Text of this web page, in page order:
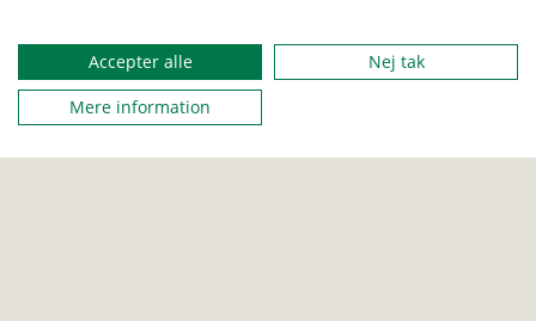
Vi glæder os til at se jer på skærmen tirsdag d. 12.
november kl. 19:30.
Vil du læse mere om arbejdet i bestyrelsen inden
Accepter alle
Nej tak
Mere information